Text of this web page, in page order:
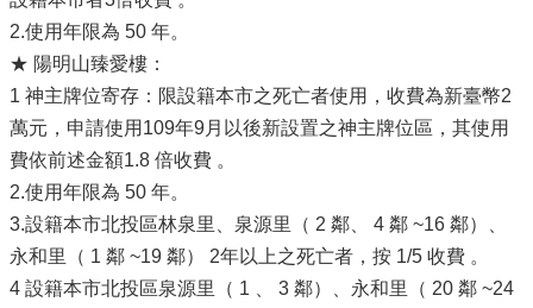
2.使用年限為 50 年。
★ 陽明山臻愛樓：
1 神主牌位寄存：限設籍本市之死亡者使用，收費為新臺幣2
萬元，申請使用109年9月以後新設置之神主牌位區，其使用
費依前述金額1.8 倍收費 。
2.使用年限為 50 年。
3.設籍本市北投區林泉里、泉源里（ 2 鄰、 4 鄰 ~16 鄰）、
永和里（ 1 鄰 ~19 鄰） 2年以上之死亡者，按 1/5 收費 。
4 設籍本市北投區泉源里（ 1 、 3 鄰）、永和里（ 20 鄰 ~24